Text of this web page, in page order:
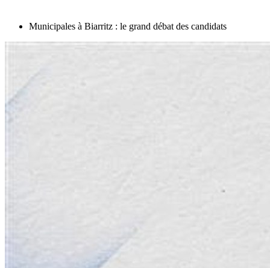
Municipales à Biarritz : le grand débat des candidats